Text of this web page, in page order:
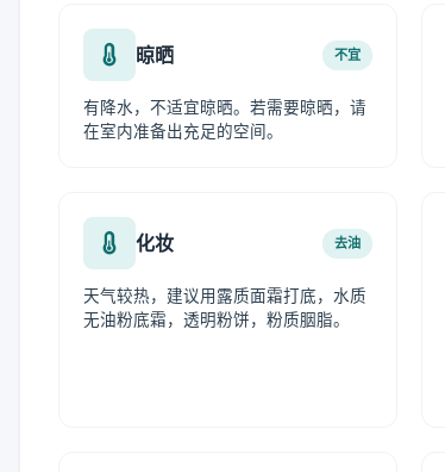
晾晒 不宜
有降水，不适宜晾晒。若需要晾晒，请
在室内准备出充足的空间。
化妆 去油
天气较热，建议用露质面霜打底，水质
无油粉底霜，透明粉饼，粉质胭脂。